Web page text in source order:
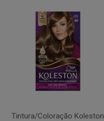
Tintura/Coloração Koleston